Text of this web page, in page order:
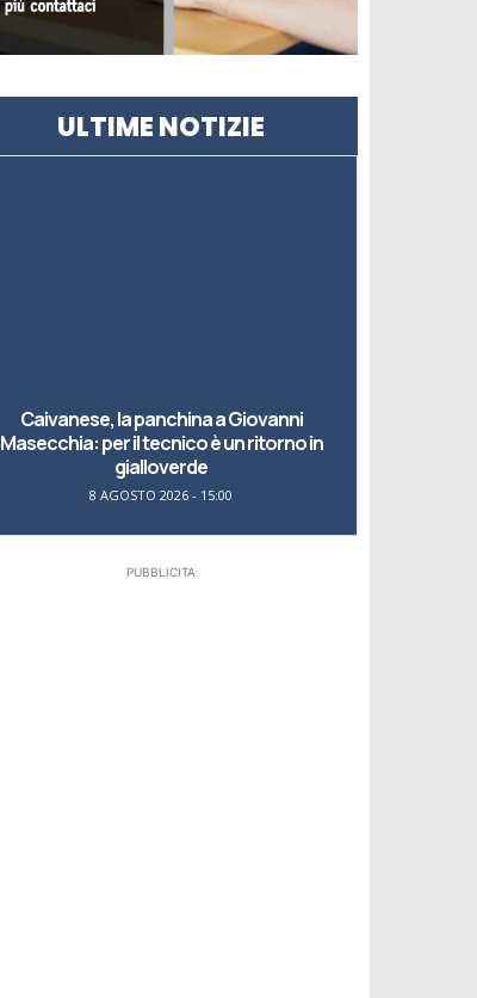
ULTIME NOTIZIE
Caivanese, la panchina a Giovanni
Masecchia: per il tecnico è un ritorno in
gialloverde
8 AGOSTO 2026 - 15:00
PUBBLICITA